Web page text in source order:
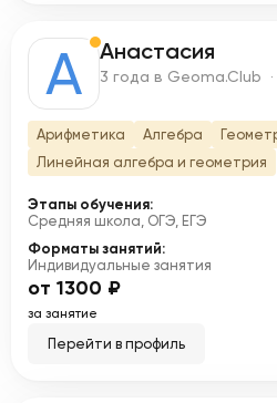
А Анастасия
3 года в Geoma.Club
Арифметика Алгебра
Линейная алгебра и геометрия
Этапы обучения:
Средняя школа, ОГЭ, ЕГЭ
Форматы занятий:
Индивидуальные занятия
от 1300 ₽
за занятие
Перейти в профиль